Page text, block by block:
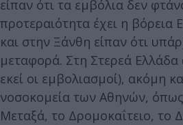
είπαν ότι τα εμβόλια δεν
προτεραιότητα έχει η βόρεια
και στην Ξάνθη είπαν ότι
μεταφορά. Στη Στερεά Ελλάδα
εκεί οι εμβολιασμοί), ακόμη
νοσοκομεία των Αθηνών,
Μεταξά, το Δρομοκαΐτειο, το